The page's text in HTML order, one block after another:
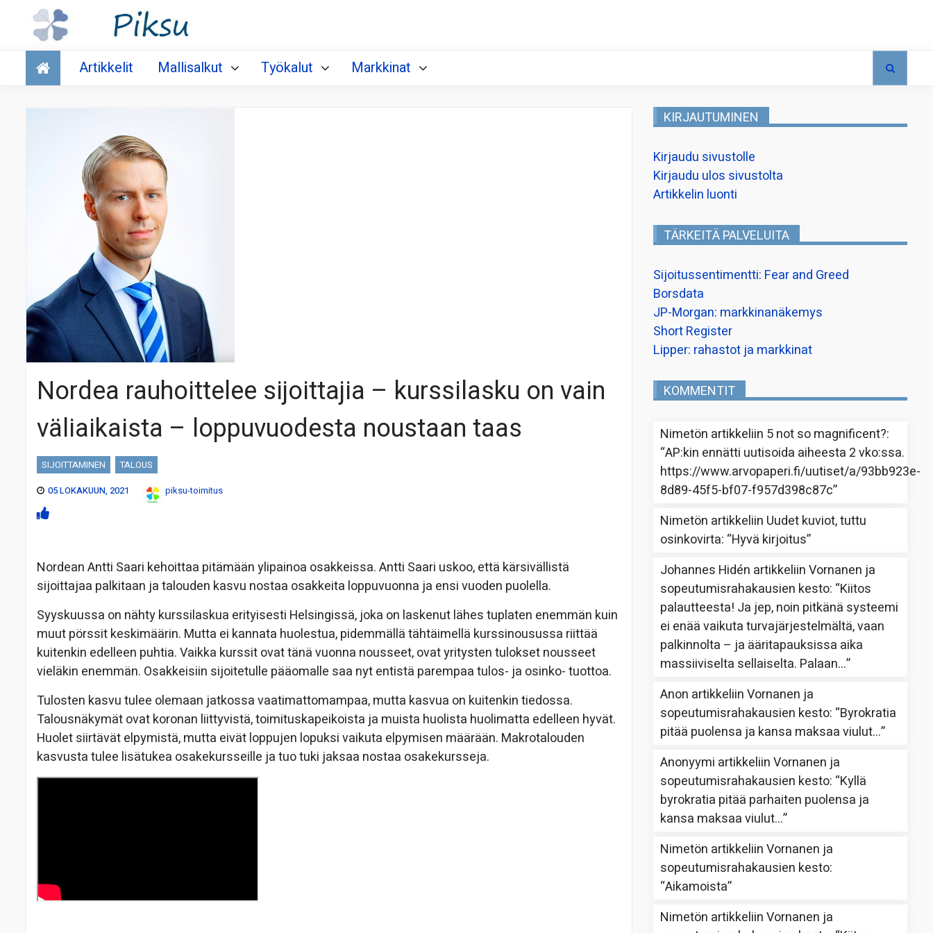
Talous
Artikkelit Mallisalkut Työkalut Markkinat
Nordea rauhoittelee sijoittajia – kurssilasku on vain
väliaikaista – loppuvuodesta noustaan taas
SIJOITTAMINEN
TALOUS
05 LOKAKUUN, 2021
piksu-toimitus
Nordean Antti Saari kehoittaa pitämään ylipainoa osakkeissa. Antti Saari uskoo, että kärsivällistä
sijoittajaa palkitaan ja talouden kasvu nostaa osakkeita loppuvuonna ja ensi vuoden puolella.
Syyskuussa on nähty kurssilaskua erityisesti Helsingissä, joka on laskenut lähes tuplaten enemmän kuin
muut pörssit keskimäärin. Mutta ei kannata huolestua, pidemmällä tähtäimellä kurssinousussa riittää
kuitenkin edelleen puhtia. Vaikka kurssit ovat tänä vuonna nousseet, ovat yritysten tulokset nousseet
vieläkin enemmän. Osakkeisiin sijoitetulle pääomalle saa nyt entistä parempaa tulos- ja osinko- tuottoa.
Tulosten kasvu tulee olemaan jatkossa vaatimattomampaa, mutta kasvua on kuitenkin tiedossa.
Talousnäkymät ovat koronan liittyvistä, toimituskapeikoista ja muista huolista huolimatta edelleen hyvät.
Huolet siirtävät elpymistä, mutta eivät loppujen lopuksi vaikuta elpymisen määrään. Makrotalouden
kasvusta tulee lisätukea osakekursseille ja tuo tuki jaksaa nostaa osakekursseja.
KIRJAUTUMINEN
Kirjaudu sivustolle
Kirjaudu ulos sivustolta
Artikkelin luonti
TÄRKEITÄ PALVELUITA
Sijoitussentimentti: Fear and Greed
Borsdata
JP-Morgan: markkinanäkemys
Short Register
Lipper: rahastot ja markkinat
KOMMENTIT
Nimetön artikkeliin 5 not so magnificent?:
“AP:kin ennätti uutisoida aiheesta 2 vko:ssa.
https://www.arvopaperi.fi/uutiset/a/93bb923e-
8d89-45f5-bf07-f957d398c87c”
Nimetön artikkeliin Uudet kuviot, tuttu
osinkovirta: “Hyvä kirjoitus”
Johannes Hidén artikkeliinVornanen ja
sopeutumisrahakausien kesto: “Kiitos
palautteesta! Ja jep, noin pitkänä systeemi
ei enää vaikuta turvajärjestelmältä, vaan
palkinnolta – ja ääritapauksissa aika
massiiviselta sellaiselta. Palaan…”
Anon artikkeliinVornanen ja
sopeutumisrahakausien kesto: “Byrokratia
pitää puolensa ja kansa maksaa viulut…”
Anonyymi artikkeliinVornanen ja
sopeutumisrahakausien kesto: “Kyllä
byrokratia pitää parhaiten puolensa ja
kansa maksaa viulut…”
Nimetön artikkeliinVornanen ja
sopeutumisrahakausien kesto:
“Aikamoista”
Nimetön artikkeliinVornanen ja